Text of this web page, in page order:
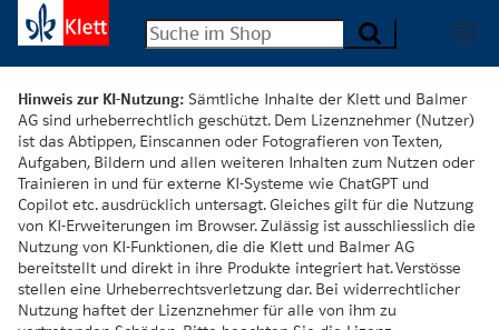
Hinweis zur KI-Nutzung: Sämtliche Inhalte der Klett und Balmer
AG sind urheberrechtlich geschützt. Dem Lizenznehmer (Nutzer)
ist das Abtippen, Einscannen oder Fotografieren von Texten,
Aufgaben, Bildern und allen weiteren Inhalten zum Nutzen oder
Trainieren in und für externe KI-Systeme wie ChatGPT und
Copilot etc. ausdrücklich untersagt. Gleiches gilt für die Nutzung
von KI-Erweiterungen im Browser. Zulässig ist ausschliesslich die
Nutzung von KI-Funktionen, die die Klett und Balmer AG
bereitstellt und direkt in ihre Produkte integriert hat. Verstösse
stellen eine Urheberrechtsverletzung dar. Bei widerrechtlicher
Nutzung haftet der Lizenznehmer für alle von ihm zu